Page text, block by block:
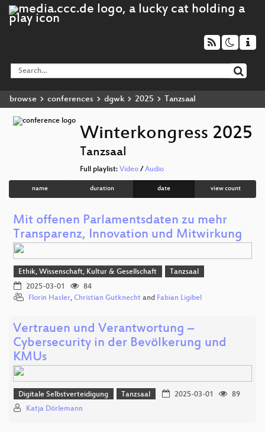
browse conferences dgwk 2025 Tanzsaal
Winterkongress 2025
Tanzsaal
Full playlist: Video / Audio
name duration date view count
Mit offenen Parlamentsdaten zu mehr
Transparenz, Innovation und Mitwirkung
Ethik, Wissenschaft, Kultur & Gesellschaft
Tanzsaal
2025-03-01
84
Florin Hasler, Christian Gutknecht and Fabian Ligibel
Vertrauen und Verantwortung –
Cybersecurity in der Bevölkerung und
KMUs
Digitale Selbstverteidigung Tanzsaal 2025-03-01
89
Katja Dörlemann